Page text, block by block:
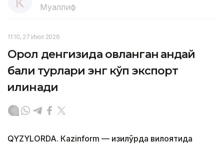
Муаллиф
11:10, 27 Июл 2026
Орол денгизида овланган қандай
балиқ турлари энг кўп экспорт
қилинади
QYZYLORDA. Кazinform — Қизилўрда вилоятида